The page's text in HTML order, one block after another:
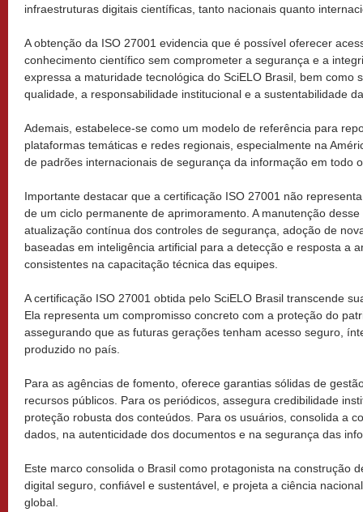
infraestruturas digitais científicas, tanto nacionais quanto
A obtenção da ISO 27001 evidencia que é possível oferecer
conhecimento científico sem comprometer a segurança e a
expressa a maturidade tecnológica do SciELO Brasil, bem como
qualidade, a responsabilidade institucional e a sustentabilidade
Ademais, estabelece-se como um modelo de referência para
plataformas temáticas e redes regionais, especialmente na
de padrões internacionais de segurança da informação em todo
Importante destacar que a certificação ISO 27001 não
de um ciclo permanente de aprimoramento. A manutenção
atualização contínua dos controles de segurança, adoção de
baseadas em inteligência artificial para a detecção e resposta a
consistentes na capacitação técnica das equipes.
A certificação ISO 27001 obtida pelo SciELO Brasil transcende
Ela representa um compromisso concreto com a proteção do
assegurando que as futuras gerações tenham acesso seguro,
produzido no país.
Para as agências de fomento, oferece garantias sólidas de
recursos públicos. Para os periódicos, assegura credibilidade
proteção robusta dos conteúdos. Para os usuários, consolida a
dados, na autenticidade dos documentos e na segurança das
Este marco consolida o Brasil como protagonista na construção
digital seguro, confiável e sustentável, e projeta a ciência
global.